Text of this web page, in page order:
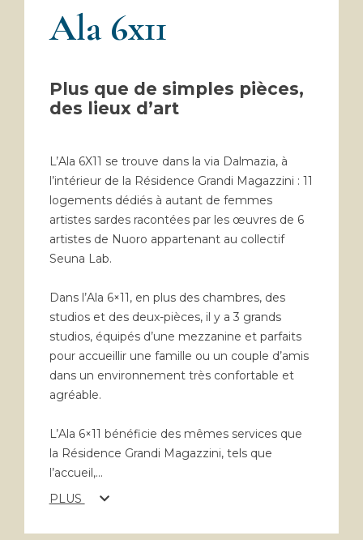
Ala 6x11
Plus que de simples pièces,
des lieux d’art
L’Ala 6X11 se trouve dans la via Dalmazia, à
l’intérieur de la Résidence Grandi Magazzini : 11
logements dédiés à autant de femmes
artistes sardes racontées par les œuvres de 6
artistes de Nuoro appartenant au collectif
Seuna Lab.
Dans l’Ala 6×11, en plus des chambres, des
studios et des deux-pièces, il y a 3 grands
studios, équipés d’une mezzanine et parfaits
pour accueillir une famille ou un couple d’amis
dans un environnement très confortable et
agréable.
L’Ala 6×11 bénéficie des mêmes services que
la Résidence Grandi Magazzini, tels que
l’accueil,...
PLUS